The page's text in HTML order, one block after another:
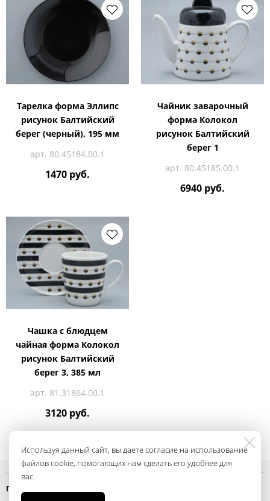
Тарелка форма Эллипс
рисунок Балтийский
берег (черный), 195 мм
арт. 80.45184.00.1
1470 руб.
Чайник заварочный
форма Колокол
рисунок Балтийский
берег 1
арт. 80.45185.00.1
6940 руб.
Чашка с блюдцем
чайная форма Колокол
рисунок Балтийский
берег 3, 385 мл
арт. 81.31864.00.1
3120 руб.
Используя данный сайт, вы даете согласие на использование
файлов cookie, помогающих нам сделать его удобнее для
вас.
Политика конфиденциальности